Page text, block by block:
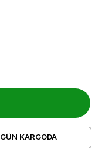
KARGODA